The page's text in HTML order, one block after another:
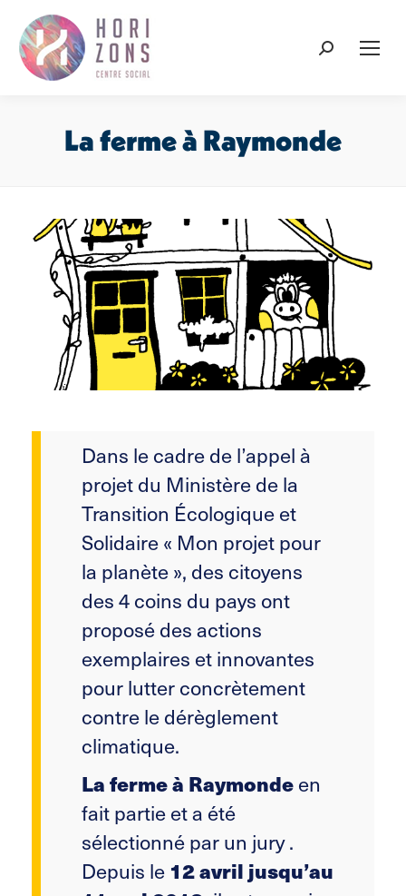
Recherche
La ferme à Raymonde
Dans le cadre de l’appel à
projet du Ministère de la
Transition Écologique et
Solidaire « Mon projet pour
la planète », des citoyens
des 4 coins du pays ont
proposé des actions
exemplaires et innovantes
pour lutter concrètement
contre le dérèglement
climatique.
La ferme à Raymondeen
fait partie et a été
sélectionné par un jury .
Depuis le 12 avril jusqu’au